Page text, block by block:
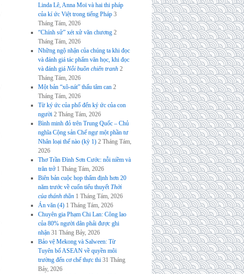
Linda Lê, Anna Moï và hai thi pháp
của kí ức Việt trong tiếng Pháp 3
Tháng Tám, 2026
“Chính sử” xét xử văn chương 2
Tháng Tám, 2026
Những ngộ nhận của chúng ta khi đọc
và đánh giá tác phẩm văn học, khi đọc
và đánh giá Nỗi buồn chiến tranh 2
Tháng Tám, 2026
Một bản “xô-nát” thấu tâm can 2
Tháng Tám, 2026
Từ ký ức của phố đến ký ức của con
người 2 Tháng Tám, 2026
Bình minh đỏ trên Trung Quốc – Chủ
nghĩa Cộng sản Chế ngự một phần tư
Nhân loại thế nào (kỳ 1) 2 Tháng Tám,
2026
Thơ Trần Đình Sơn Cước: nỗi niềm và
trăn trở 1 Tháng Tám, 2026
Biên bản cuộc họp thẩm định hơn 20
năm trước về cuốn tiểu thuyếtThời
của thánh thần 1 Tháng Tám, 2026
Án văn (4) 1 Tháng Tám, 2026
Chuyên gia Phạm Chi Lan: Công lao
của 80% người dân phải được ghi
nhận 31 Tháng Bảy, 2026
Bảo vệ Mekong và Salween: Từ
Tuyên bố ASEAN về quyền môi
trường đến cơ chế thực thi 31 Tháng
Bảy, 2026